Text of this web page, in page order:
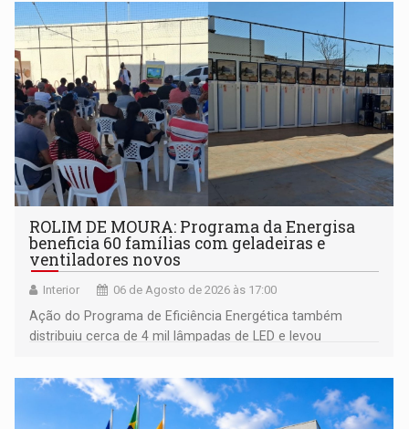
ROLIM DE MOURA: Programa da Energisa
beneficia 60 famílias com geladeiras e
ventiladores novos
Interior 06 de Agosto de 2026 às 17:00
Ação do Programa de Eficiência Energética também
distribuiu cerca de 4 mil lâmpadas de LED e levou
comunidade